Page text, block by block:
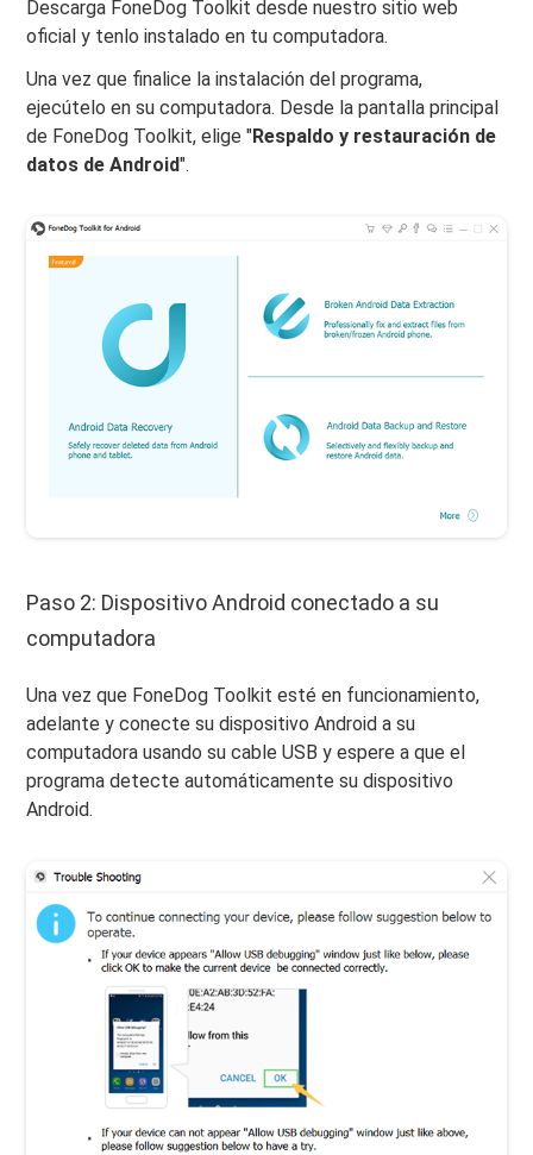
Descarga FoneDog Toolkit desde nuestro sitio web
oficial y tenlo instalado en tu computadora.
Una vez que finalice la instalación del programa,
ejecútelo en su computadora. Desde la pantalla principal
de FoneDog Toolkit, elige "Respaldo y restauración de
datos de Android".
Paso 2: Dispositivo Android conectado a su
computadora
Una vez que FoneDog Toolkit esté en funcionamiento,
adelante y conecte su dispositivo Android a su
computadora usando su cable USB y espere a que el
programa detecte automáticamente su dispositivo
Android.